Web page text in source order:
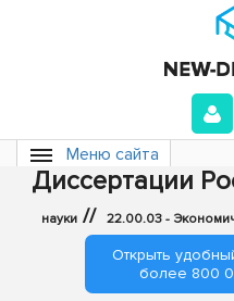
Меню сайта
Диссертации
науки // 22.00.03 -
Открыть
более 800